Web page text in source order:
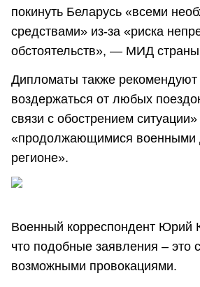
покинуть Беларусь «всеми
средствами» из-за «риска
обстоятельств», — МИД
Дипломаты также
воздержаться от любых
связи с обострением ситуации»
«продолжающимися военными
регионе».
Военный корреспондент Юрий
что подобные заявления – это
возможными провокациями.